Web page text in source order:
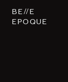
BE
E
EPOQUE